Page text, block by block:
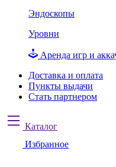
Эндоскопы
Уровни
Аренда игр и
Доставка и оплата
Пункты выдачи
Стать партнером
Каталог
Избранное